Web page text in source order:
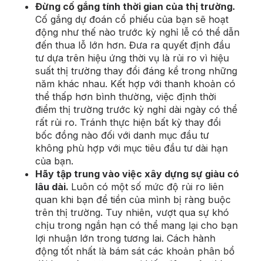
Đừng cố gắng tính thời gian của thị trường.
Cố gắng dự đoán cổ phiếu của bạn sẽ hoạt
động như thế nào trước kỳ nghỉ lễ có thể dẫn
đến thua lỗ lớn hơn. Đưa ra quyết định đầu
tư dựa trên hiệu ứng thời vụ là rủi ro vì hiệu
suất thị trường thay đổi đáng kể trong những
năm khác nhau. Kết hợp với thanh khoản có
thể thấp hơn bình thường, việc định thời
điểm thị trường trước kỳ nghỉ dài ngày có thể
rất rủi ro. Tránh thực hiện bất kỳ thay đổi
bốc đồng nào đối với danh mục đầu tư
không phù hợp với mục tiêu đầu tư dài hạn
của bạn.
Hãy tập trung vào việc xây dựng sự giàu có
lâu dài. Luôn có một số mức độ rủi ro liên
quan khi bạn để tiền của mình bị ràng buộc
trên thị trường. Tuy nhiên, vượt qua sự khó
chịu trong ngắn hạn có thể mang lại cho bạn
lợi nhuận lớn trong tương lai. Cách hành
động tốt nhất là bám sát các khoản phân bổ